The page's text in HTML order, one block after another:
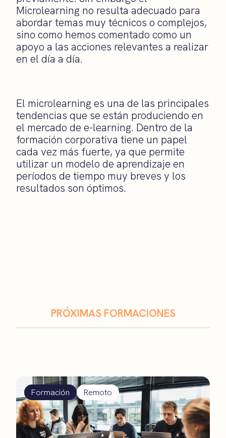
Microlearning no resulta adecuado para
abordar temas muy técnicos o complejos,
sino como hemos comentado como un
apoyo a las acciones relevantes a realizar
en el día a día.
El microlearning es una de las principales
tendencias que se están produciendo en
el mercado de e-learning. Dentro de la
formación corporativa tiene un papel
cada vez más fuerte, ya que permite
utilizar un modelo de aprendizaje en
períodos de tiempo muy breves y los
resultados son óptimos.
PRÓXIMAS FORMACIONES
Formación Remoto